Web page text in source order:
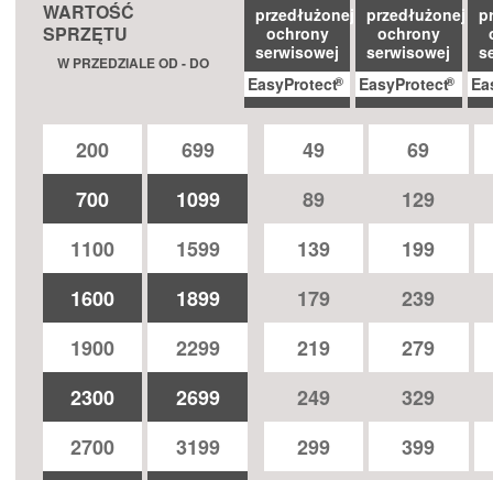
WARTOŚĆ
SPRZĘTU
W PRZEDZIALE OD - DO
przedłużonej
ochrony
serwisowej
EasyProtect
przedłużonej
ochrony
serwisowej
EasyProtect
200 699 49
69
700
1099 89
129
1100
1599 139
199
1600
1899 179
239
1900
2299 219
279
2300
2699 249
329
2700
3199 299
399